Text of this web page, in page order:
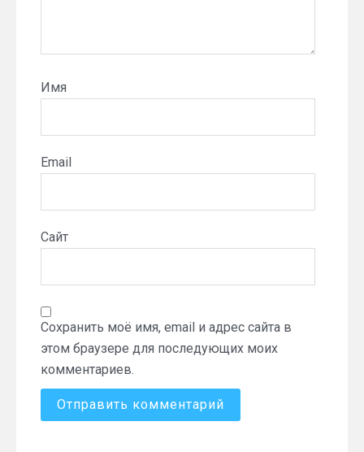
Имя
Email
Сайт
Сохранить моё имя, email и адрес сайта в
этом браузере для последующих моих
комментариев.